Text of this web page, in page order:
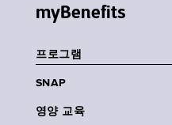
myBenefits
프로그램
SNAP
영양 교육